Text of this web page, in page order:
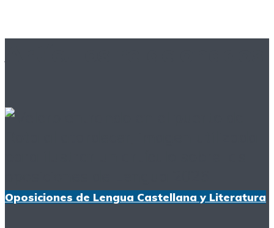
Oposiciones de Lengua Castellana y Literatura